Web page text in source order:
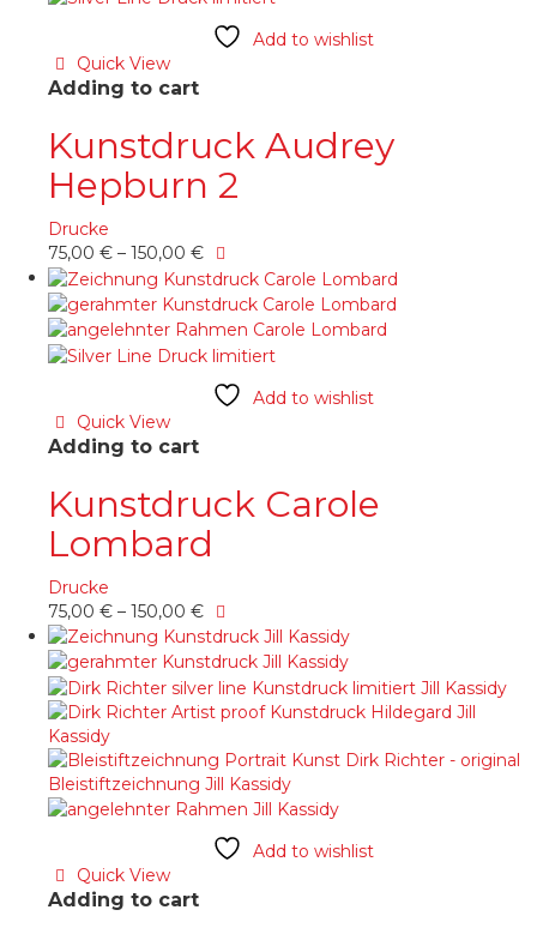
Die
der
Produktseite
gewählt
Add to wishlist
Quick View
Adding to cart
Kunstdruck Audrey
Hepburn 2
Drucke
75,00 € – 150,00 €
Produkt
weist
mehrere
Varianten
Die
der
Produktseite
Add to wishlist
Quick View
Adding to cart
Kunstdruck Carole
Lombard
Drucke
75,00 € – 150,00 €
Produkt
weist
mehrere
Varianten
Die
Optionen
können
derAdd to wishlist
Quick View
Adding to cart